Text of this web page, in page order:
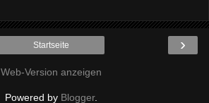
›
Startseite
Web-Version anzeigen
Powered by Blogger.